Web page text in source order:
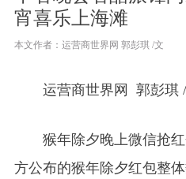
宵喜乐上海滩
本文作者：运营商世界网 郭彭琪 /文
运营商世界网 郭彭琪
猴年除夕晚上微信抢
方公布的猴年除夕红包整